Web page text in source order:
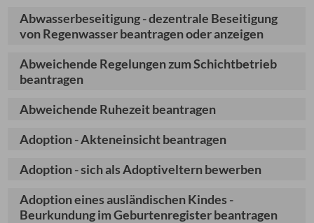
Abwasserbeseitigung - dezentrale Beseitigung
von Regenwasser beantragen oder anzeigen
Abweichende Regelungen zum Schichtbetrieb
beantragen
Abweichende Ruhezeit beantragen
Adoption - Akteneinsicht beantragen
Adoption - sich als Adoptiveltern bewerben
Adoption eines ausländischen Kindes -
Beurkundung im Geburtenregister beantragen